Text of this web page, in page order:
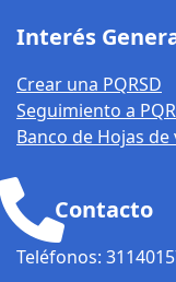
Interés
Crear una PQRSD
Seguimiento a
Banco de Hojas de
Contacto
Teléfonos: